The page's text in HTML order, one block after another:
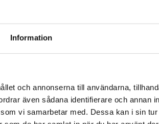
Information
och annonserna till användarna,
även sådana identifierare och annan
vi samarbetar med. Dessa kan i sin